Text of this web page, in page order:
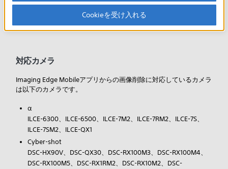
画像の削除方法を確認する方法
対応カメラ
Imaging Edge Mobileアプリからの画像削除に対応しているカメラ
は以下のカメラです。
α
ILCE-6300、ILCE-6500、ILCE-7M2、ILCE-7RM2、ILCE-7S、
ILCE-7SM2、ILCE-QX1
Cyber-shot
DSC-HX90V、DSC-QX30、DSC-RX100M3、DSC-RX100M4、
DSC-RX100M5、DSC-RX1RM2、DSC-RX10M2、DSC-
Cookieを受け入れる